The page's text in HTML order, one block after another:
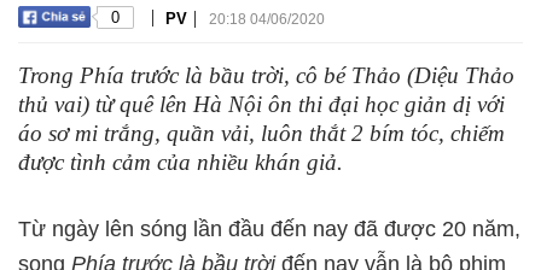
0 | PV | 20:18 04/06/2020
Trong Phía trước là bầu trời, cô bé Thảo (Diệu Thảo
thủ vai) từ quê lên Hà Nội ôn thi đại học giản dị với
áo sơ mi trắng, quần vải, luôn thắt 2 bím tóc, chiếm
được tình cảm của nhiều khán giả.
Từ ngày lên sóng lần đầu đến nay đã được 20 năm,
song Phía trước là bầu trời đến nay vẫn là bộ phim